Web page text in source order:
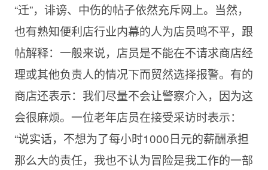
“迁”，诽谤、中伤的帖子依然充斥网上。当然，
也有熟知便利店行业内幕的人为店员鸣不平，跟
帖解释：一般来说，店员是不能在不请求商店经
理或其他负责人的情况下而贸然选择报警。有的
商店还表示：我们尽量不会让警察介入，因为这
会很麻烦。一位老年店员在接受采访时表示：
“说实话，不想为了每小时1000日元的薪酬承担
那么大的责任，我也不认为冒险是我工作的一部